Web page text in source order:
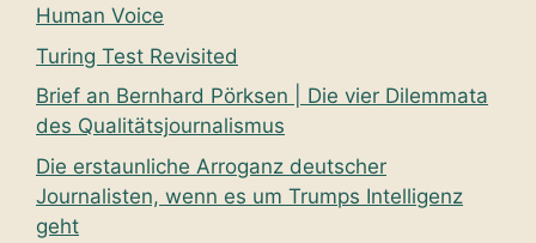
Human Voice
Turing Test Revisited
Brief an Bernhard Pörksen | Die vier Dilemmata
des Qualitätsjournalismus
Die erstaunliche Arroganz deutscher
Journalisten, wenn es um Trumps Intelligenz
geht